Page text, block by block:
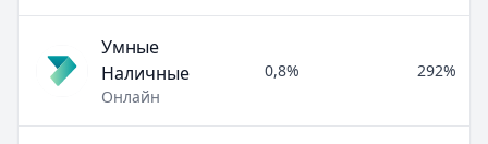
Умные
Наличные
Онлайн
0,8% 292%